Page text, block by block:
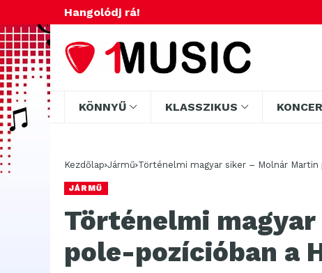
Hangolódj rá!
KÖNNYŰ KLASSZIKUS
Kezdőlap Jármű Történelmi magyar siker – Molnár Martin
JÁRMŰ
Történelmi
pole-pozícióban a